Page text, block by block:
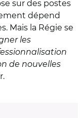
sur des postes
dépend
Mais la Régie se
les
de nouvelles